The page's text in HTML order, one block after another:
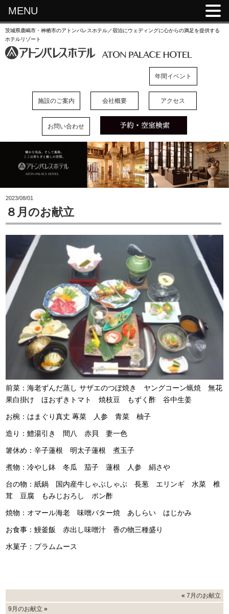
茨城県鹿嶋市・神栖市のアトンパレスホテル／宿泊にウェディングに心からの満足を提供する
ホテルリゾート
年間イベント
施設のご案内 会社概要 アクセス
お問い合わせ
2023/08/01
８月のお献立
前菜：海老ずんだ蒸し サザエのつぼ焼き ヤングコーン蝋焼 無花
果白掛け ほおずきトマト 焼枝豆 もずく酢 谷中生姜
お椀：はまぐり真丈 蓴菜 人参 青菜 柚子
造り：鱧湯引き 間八 赤貝 妻一色
箸休め：辛子蓮根 明太子蓮根 煮玉子
煮物：冷やし鉢 冬瓜 茄子 蓮根 人参 絹さや
台の物：紙鍋 国内産牛しゃぶしゃぶ 長葱 エリンギ 水菜 椎
茸 豆腐 もみじおろし ポン酢
焼物：オマール海老 味噌バター焼 あしらい はじかみ
お食事：鰻釜飯 赤出し味噌汁 香の物三種盛り
水菓子：プラムムース
« 7月のお献立
9月のお献立 »
MENU